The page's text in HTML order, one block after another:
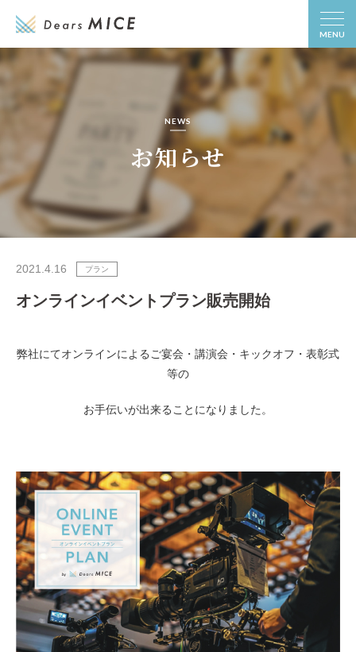
MENU
NEWS
お知らせ
2021.4.16 プラン
オンラインイベントプラン販売開始
弊社にてオンラインによるご宴会・講演会・キックオフ・表彰式
等の
お手伝いが出来ることになりました。